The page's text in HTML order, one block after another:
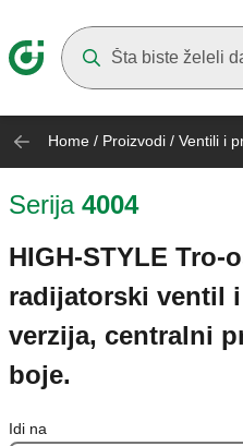
Home / Proizvodi / Ventili i
Serija 4004
HIGH-STYLE Tro-
radijatorski ventil
verzija, centralni
boje.
Idi na